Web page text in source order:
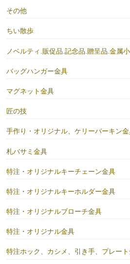
その他
ちい散歩
ノベルティ.販促品.記念品.贈呈品.金属
バッグハンガー金具
マグネット金具
匠の技
手作り・オリジナル、ケリーバーキン
札バサミ金具
特注・オリジナルキーチェーン金具
特注・オリジナルキーホルダー金具
特注・オリジナルブローチ金具
特注・オリジナル金具
特注ホック、カシメ、引き手、プレー